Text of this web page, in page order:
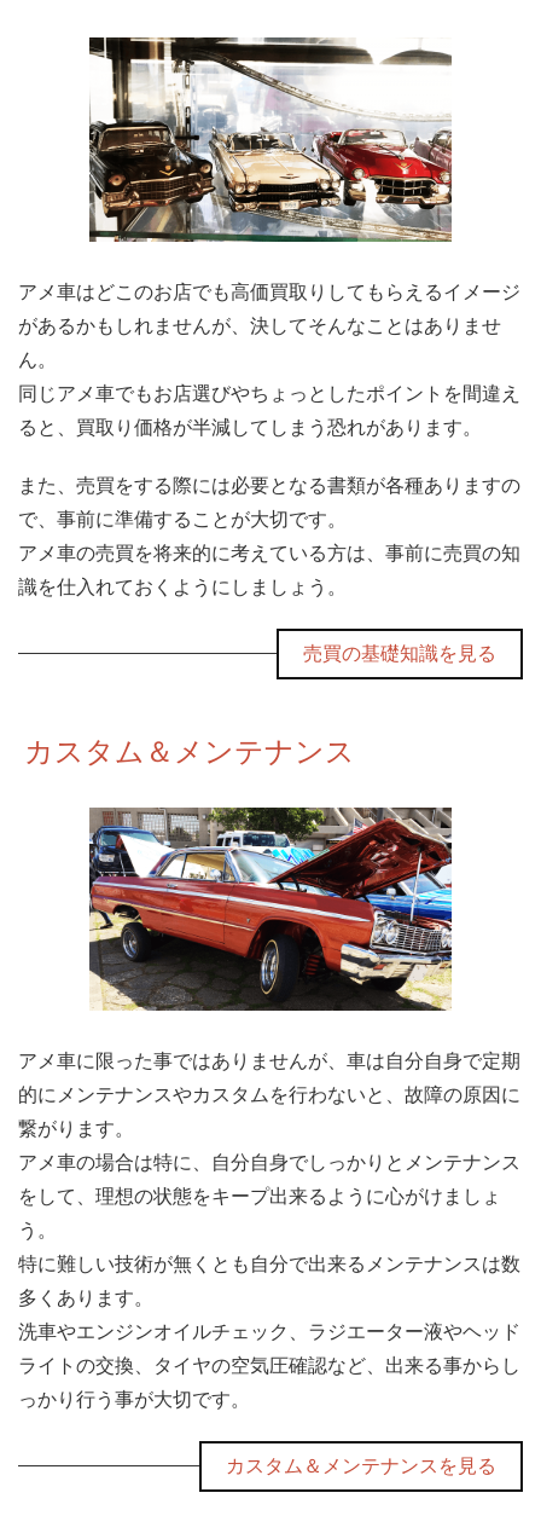
アメ車はどこのお店でも高価買取りしてもらえるイメージ
があるかもしれませんが、決してそんなことはありませ
ん。
同じアメ車でもお店選びやちょっとしたポイントを間違え
ると、買取り価格が半減してしまう恐れがあります。
また、売買をする際には必要となる書類が各種ありますの
で、事前に準備することが大切です。
アメ車の売買を将来的に考えている方は、事前に売買の知
識を仕入れておくようにしましょう。
売買の基礎知識を見る
カスタム＆メンテナンス
アメ車に限った事ではありませんが、車は自分自身で定期
的にメンテナンスやカスタムを行わないと、故障の原因に
繋がります。
アメ車の場合は特に、自分自身でしっかりとメンテナンス
をして、理想の状態をキープ出来るように心がけましょ
う。
特に難しい技術が無くとも自分で出来るメンテナンスは数
多くあります。
洗車やエンジンオイルチェック、ラジエーター液やヘッド
ライトの交換、タイヤの空気圧確認など、出来る事からし
っかり行う事が大切です。
カスタム＆メンテナンスを見る